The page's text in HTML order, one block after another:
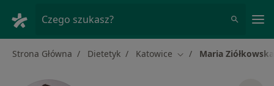
Czego szukasz?
Strona Główna Dietetyk Katowice Zmień miasto
Maria Ziółkowska